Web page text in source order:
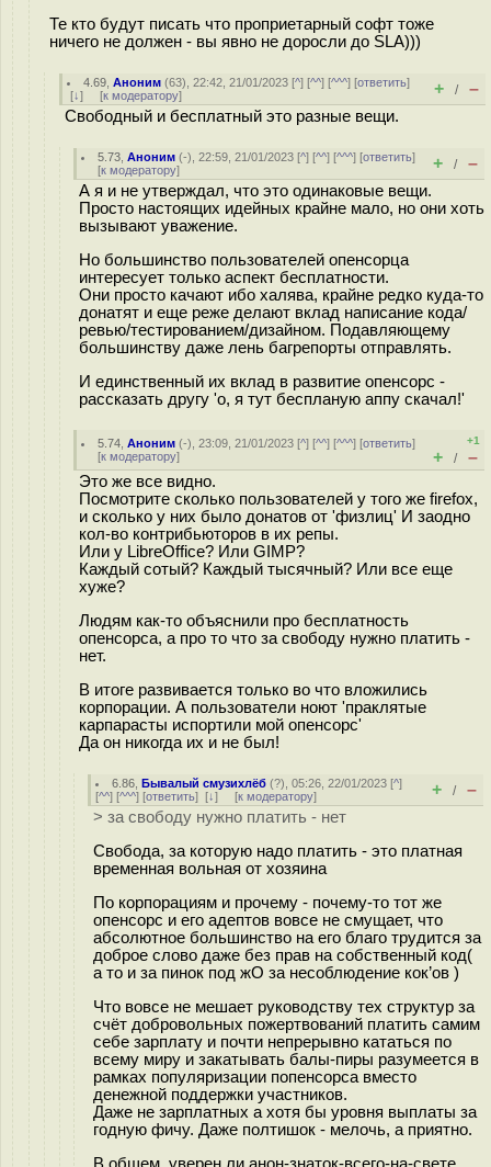
Те кто будут писать что проприетарный софт тоже
ничего не должен - вы явно не доросли до SLA)))
4.69 ,Аноним (63), 22:42, 21/01/2023 [^] [^^] [^^^] [ответить]
[↓] [к модератору] + / –
Свободный и бесплатный это разные вещи.
5.73 ,Аноним (-), 22:59, 21/01/2023 [^] [^^] [^^^] [ответить]
[к модератору] + / –
А я и не утверждал, что это одинаковые вещи.
Просто настоящих идейных крайне мало, но они хоть
вызывают уважение.
Но большинство пользователей опенсорца
интересует только аспект бесплатности.
Они просто качают ибо халява, крайне редко куда-то
донатят и еще реже делают вклад написание кода/
ревью/тестированием/дизайном. Подавляющему
большинству даже лень багрепорты отправлять.
И единственный их вклад в развитие опенсорс -
рассказать другу 'о, я тут беспланую аппу скачал!'
5.74 ,Аноним (-), 23:09, 21/01/2023 [^] [^^] [^^^] [ответить]
[к модератору]
+1
+ / –
Это же все видно.
Посмотрите сколько пользователей у того же firefox,
и сколько у них было донатов от 'физлиц' И заодно
кол-во контрибьюторов в их репы.
Или у LibreOffice? Или GIMP?
Каждый сотый? Каждый тысячный? Или все еще
хуже?
Людям как-то объяснили про бесплатность
опенсорса, а про то что за свободу нужно платить -
нет.
В итоге развивается только во что вложились
корпорации. А пользователи ноют 'праклятые
карпарасты испортили мой опенсорс'
Да он никогда их и не был!
6.86 ,Бывалый смузихлёб (?), 05:26, 22/01/2023 [^]
[^^] [^^^] [ответить] [↓] [к модератору] + / –
> за свободу нужно платить - нет
Свобода, за которую надо платить - это платная
временная вольная от хозяина
По корпорациям и прочему - почему-то тот же
опенсорс и его адептов вовсе не смущает, что
абсолютное большинство на его благо трудится за
доброе слово даже без прав на собственный код(
а то и за пинок под жО за несоблюдение кок’ов )
Что вовсе не мешает руководству тех структур за
счёт добровольных пожертвований платить самим
себе зарплату и почти непрерывно кататься по
всему миру и закатывать балы-пиры разумеется в
рамках популяризации попенсорса вместо
денежной поддержки участников.
Даже не зарплатных а хотя бы уровня выплаты за
годную фичу. Даже полтишок - мелочь, а приятно.
В общем, уверен ли анон-знаток-всего-на-свете,